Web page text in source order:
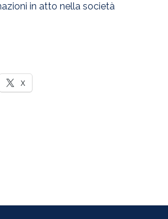
in atto nella società
X